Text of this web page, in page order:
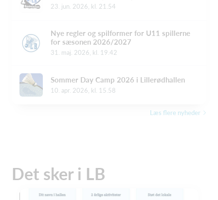
23. jun. 2026, kl. 21.54
Nye regler og spilformer for U11 spillerne
for sæsonen 2026/2027
31. maj. 2026, kl. 19.42
Sommer Day Camp 2026 i Lillerødhallen
10. apr. 2026, kl. 15.58
Læs flere nyheder
Det sker i LB